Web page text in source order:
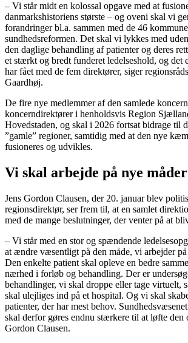
– Vi står midt en kolossal opgave med at
danmarkshistoriens største – og oveni skal vi
forandringer bl.a. sammen med de 46
sundhedsreformen. Det skal vi lykkes med
den daglige behandling af patienter og deres
et stærkt og bredt funderet ledelseshold, og det
har fået med de fem direktører, siger
Gaardhøj.
De fire nye medlemmer af den samlede
koncerndirektører i henholdsvis Region
Hovedstaden, og skal i 2026 fortsat bidrage til
”gamle” regioner, samtidig med at den nye
fusioneres og udvikles.
Vi skal arbejde på nye måder
Jens Gordon Clausen, der 20. januar blev
regionsdirektør, ser frem til, at en samlet
med de mange beslutninger, der venter på at
– Vi står med en stor og spændende
at ændre væsentligt på den måde, vi arbejder
Den enkelte patient skal opleve en bedre
nærhed i forløb og behandling. Der er
behandlinger, vi skal droppe eller tage virtuelt,
skal ulejliges ind på et hospital. Og vi skal
patienter, der har mest behov.
skal derfor gøres endnu stærkere til at løfte den
Gordon Clausen.